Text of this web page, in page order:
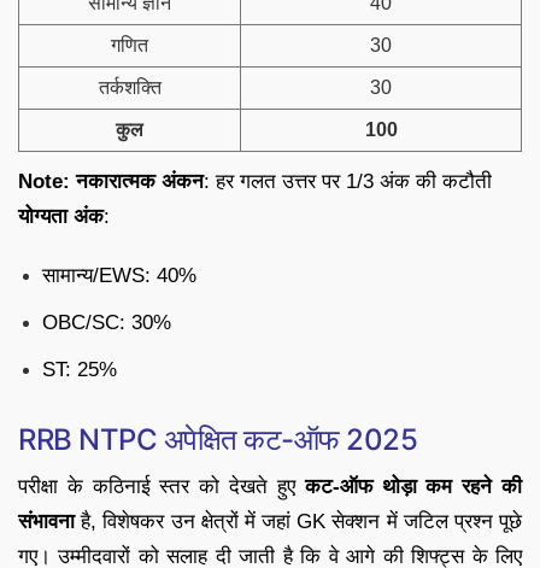
गणित 30
तर्कशक्ति 30
कुल 100
Note: नकारात्मक अंकन: हर गलत उत्तर पर 1/3 अंक की कटौती
योग्यता अंक:
सामान्य/EWS: 40%
OBC/SC: 30%
ST: 25%
RRB NTPC अपेक्षित कट-ऑफ 2025
परीक्षा के कठिनाई स्तर को देखते हुएकट-ऑफ थोड़ा कम रहने की
संभावनाहै, विशेषकर उन क्षेत्रों में जहां GK सेक्शन में जटिल प्रश्न पूछे
गए। उम्मीदवारों को सलाह दी जाती है कि वे आगे की शिफ्ट्स के लिए